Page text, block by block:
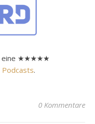
eine ★★★★★
Podcasts.
0 Kommentare